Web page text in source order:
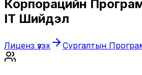
Корпорацийн
IT Шийдэл
Лиценз үзэх Сургалтын